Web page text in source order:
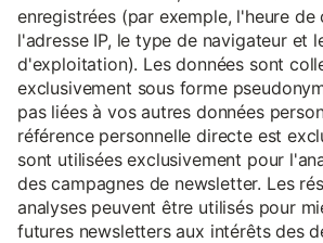
enregistrées (par exemple, l'heure de
l'adresse IP, le type de navigateur et
d'exploitation). Les données sont
exclusivement sous forme
pas liées à vos autres données
référence personnelle directe est
sont utilisées exclusivement pour
des campagnes de newsletter. Les
analyses peuvent être utilisés pour
futures newsletters aux intérêts des